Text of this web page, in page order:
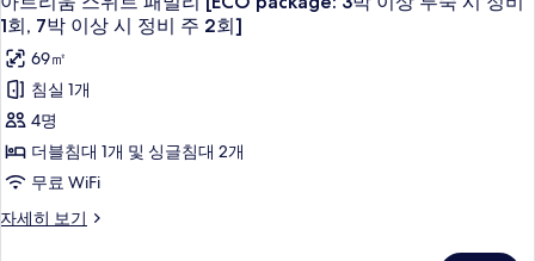
시
정
비
주
2
회]
진
상
시
정
비
주
2
회]
자
세
히
보
투
숙
시
정
비
1
회,
[ECO
package:
3
박
이
상
투
시
정
비
트
리
움
스
위
트
패
1회, 7박 이상 시 정비 주 2회]
69㎡
침실 1개
4명
더블침대 1개 및 싱글침대 2개
무료 WiFi
자세히 보기
아